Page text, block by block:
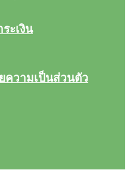
ะเงิน
ความเป็นส่วนตัว